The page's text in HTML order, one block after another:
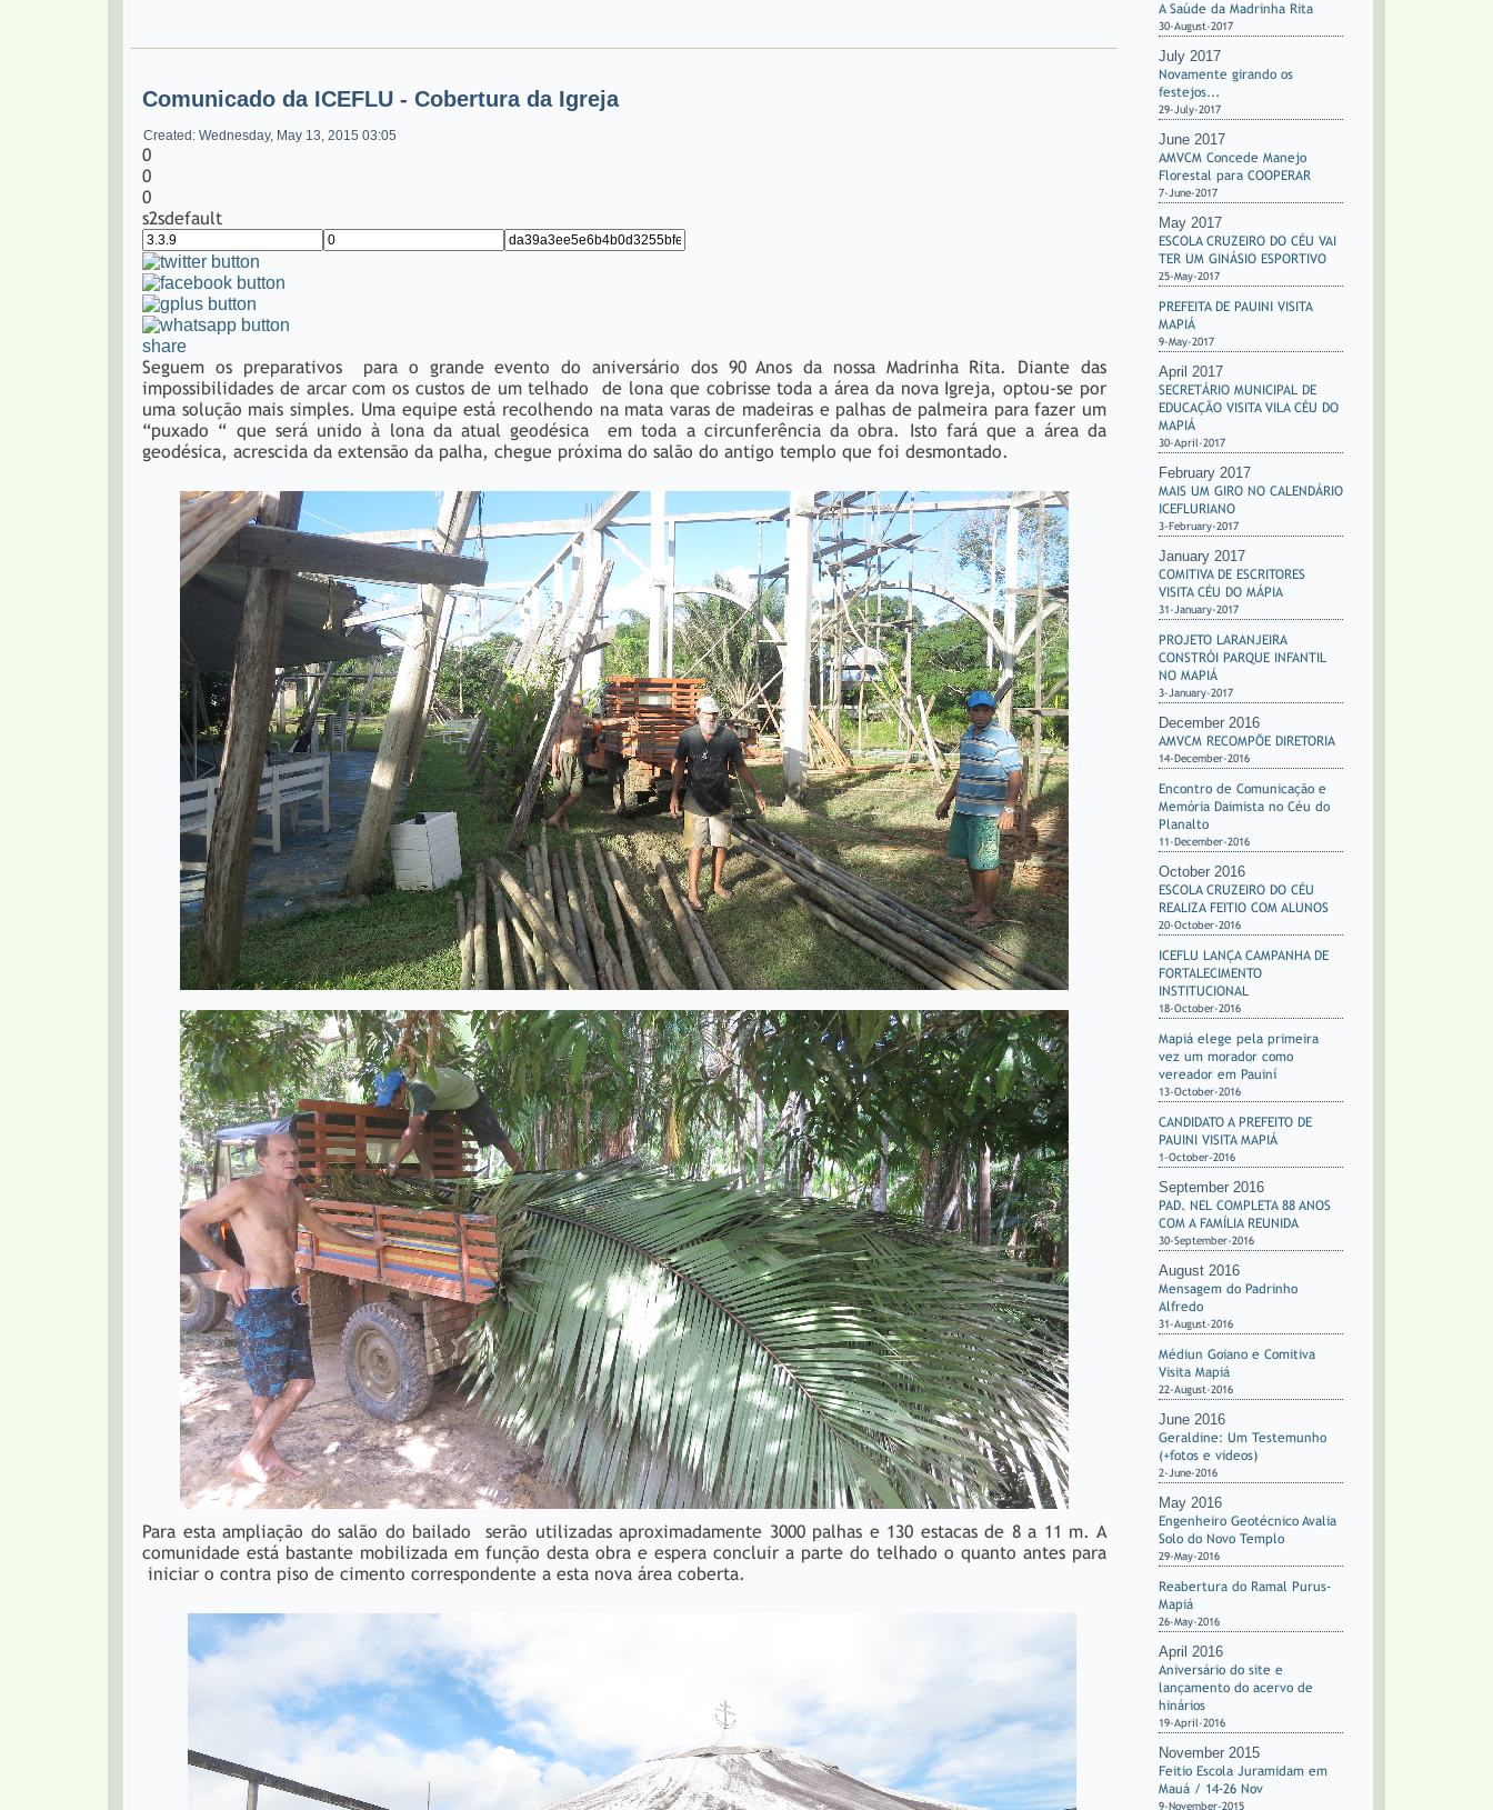
Comunicado da ICEFLU - Cobertura da Igreja
Created: Wednesday, May 13, 2015 03:05
0
0
0
s2sdefault
share
Seguem os preparativos para o grande evento do aniversário dos 90 Anos da nossa Madrinha Rita. Diante das
impossibilidades de arcar com os custos de um telhado de lona que cobrisse toda a área da nova Igreja, optou-se por
uma solução mais simples. Uma equipe está recolhendo na mata varas de madeiras e palhas de palmeira para fazer um
“puxado “ que será unido à lona da atual geodésica em toda a circunferência da obra. Isto fará que a área da
geodésica, acrescida da extensão da palha, chegue próxima do salão do antigo templo que foi desmontado.
Para esta ampliação do salão do bailado serão utilizadas aproximadamente 3000 palhas e 130 estacas de 8 a 11 m. A
comunidade está bastante mobilizada em função desta obra e espera concluir a parte do telhado o quanto antes para
iniciar o contra piso de cimento correspondente a esta nova área coberta.
A Saúde da Madrinha Rita
30-August-2017
July 2017
Novamente girando os
festejos...
29-July-2017
June 2017
AMVCM Concede Manejo
Florestal para COOPERAR
7-June-2017
May 2017
ESCOLA CRUZEIRO DO CÉU VAI
TER UM GINÁSIO ESPORTIVO
25-May-2017
PREFEITA DE PAUINI VISITA
MAPIÁ
9-May-2017
April 2017
SECRETÁRIO MUNICIPAL DE
EDUCAÇÃO VISITA VILA CÉU DO
MAPIÁ
30-April-2017
February 2017
MAIS UM GIRO NO CALENDÁRIO
ICEFLURIANO
3-February-2017
January 2017
COMITIVA DE ESCRITORES
VISITA CÉU DO MÁPIA
31-January-2017
PROJETO LARANJEIRA
CONSTRÓI PARQUE INFANTIL
NO MAPIÁ
3-January-2017
December 2016
AMVCM RECOMPÕE DIRETORIA
14-December-2016
Encontro de Comunicação e
Memória Daimista no Céu do
Planalto
11-December-2016
October 2016
ESCOLA CRUZEIRO DO CÉU
REALIZA FEITIO COM ALUNOS
20-October-2016
ICEFLU LANÇA CAMPANHA DE
FORTALECIMENTO
INSTITUCIONAL
18-October-2016
Mapiá elege pela primeira
vez um morador como
vereador em Pauiní
13-October-2016
CANDIDATO A PREFEITO DE
PAUINI VISITA MAPIÁ
1-October-2016
September 2016
PAD. NEL COMPLETA 88 ANOS
COM A FAMÍLIA REUNIDA
30-September-2016
August 2016
Mensagem do Padrinho
Alfredo
31-August-2016
Médiun Goiano e Comitiva
Visita Mapiá
22-August-2016
June 2016
Geraldine: Um Testemunho
(+fotos e videos)
2-June-2016
May 2016
Engenheiro Geotécnico Avalia
Solo do Novo Templo
29-May-2016
Reabertura do Ramal Purus-
Mapiá
26-May-2016
April 2016
Aniversário do site e
lançamento do acervo de
hinários
19-April-2016
November 2015
Feitio Escola Juramidam em
Mauá / 14-26 Nov
9-November-2015